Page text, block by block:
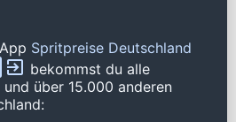
Spritpreise Deutschland
bekommst du alle
über 15.000 anderen